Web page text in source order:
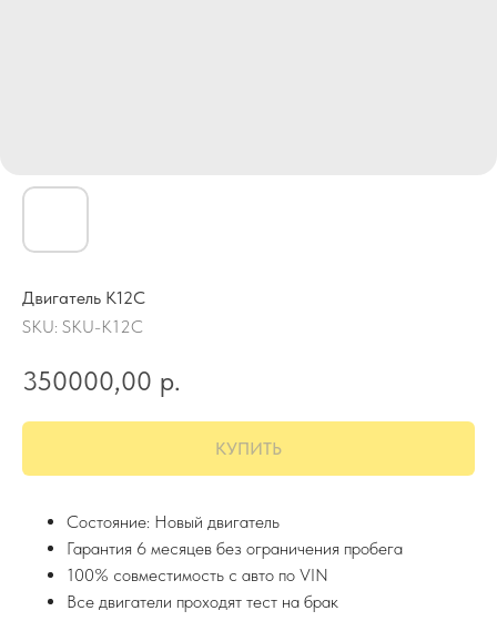
Двигатель K12C
SKU: SKU-K12C
350000,00 р.
КУПИТЬ
Состояние: Новый двигатель
Гарантия 6 месяцев без ограничения пробега
100% совместимость с авто по VIN
Все двигатели проходят тест на брак